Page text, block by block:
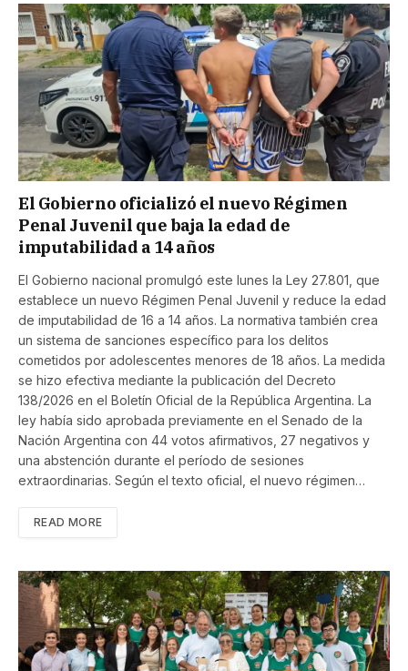
El Gobierno oficializó el nuevo Régimen
Penal Juvenil que baja la edad de
imputabilidad a 14 años
El Gobierno nacional promulgó este lunes la Ley 27.801, que
establece un nuevo Régimen Penal Juvenil y reduce la edad
de imputabilidad de 16 a 14 años. La normativa también crea
un sistema de sanciones específico para los delitos
cometidos por adolescentes menores de 18 años. La medida
se hizo efectiva mediante la publicación del Decreto
138/2026 en el Boletín Oficial de la República Argentina. La
ley había sido aprobada previamente en el Senado de la
Nación Argentina con 44 votos afirmativos, 27 negativos y
una abstención durante el período de sesiones
extraordinarias. Según el texto oficial, el nuevo régimen…
READ MORE